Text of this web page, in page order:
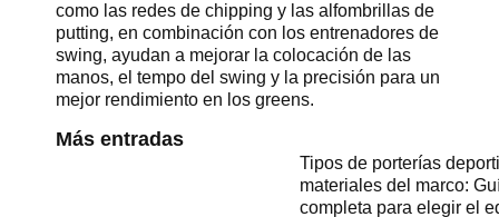
como las redes de chipping y las alfombrillas de
putting, en combinación con los entrenadores de
swing, ayudan a mejorar la colocación de las
manos, el tempo del swing y la precisión para un
mejor rendimiento en los greens.
Más entradas
Tipos de porterías
materiales del marco:
completa para elegir el